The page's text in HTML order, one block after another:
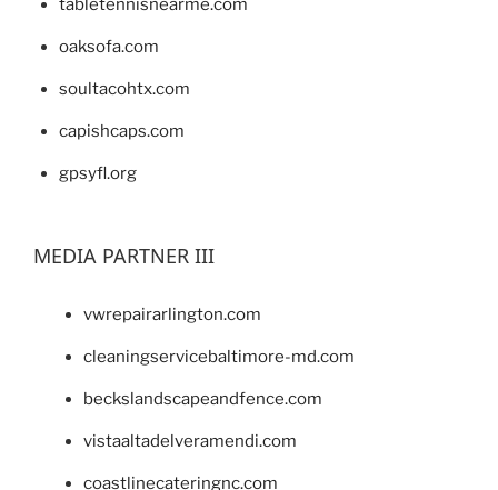
tabletennisnearme.com
oaksofa.com
soultacohtx.com
capishcaps.com
gpsyfl.org
MEDIA PARTNER III
vwrepairarlington.com
cleaningservicebaltimore-md.com
beckslandscapeandfence.com
vistaaltadelveramendi.com
coastlinecateringnc.com